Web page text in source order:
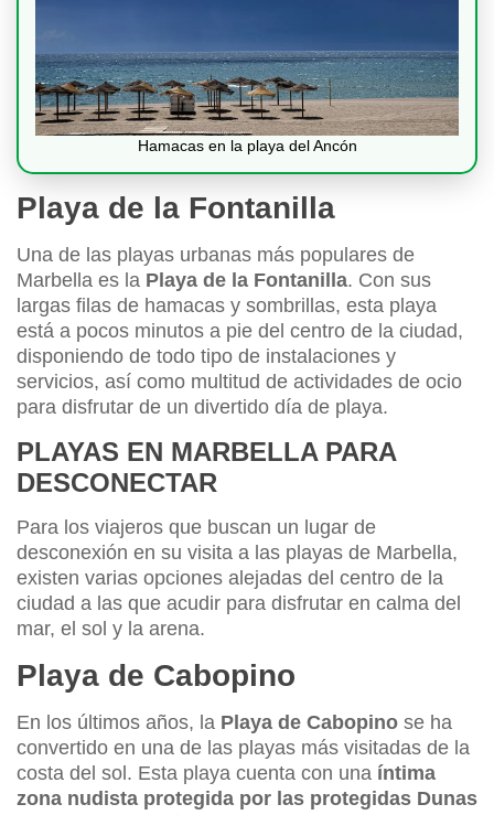
Hamacas en la playa del Ancón
Playa de la Fontanilla
Una de las playas urbanas más populares de
Marbella es la Playa de la Fontanilla. Con sus
largas filas de hamacas y sombrillas, esta playa
está a pocos minutos a pie del centro de la ciudad,
disponiendo de todo tipo de instalaciones y
servicios, así como multitud de actividades de ocio
para disfrutar de un divertido día de playa.
PLAYAS EN MARBELLA PARA
DESCONECTAR
Para los viajeros que buscan un lugar de
desconexión en su visita a las playas de Marbella,
existen varias opciones alejadas del centro de la
ciudad a las que acudir para disfrutar en calma del
mar, el sol y la arena.
Playa de Cabopino
En los últimos años, la Playa de Cabopino se ha
convertido en una de las playas más visitadas de la
costa del sol. Esta playa cuenta con una íntima
zona nudista protegida por las protegidas Dunas